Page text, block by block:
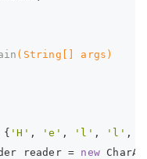
(String[] args)
{ 'H' , 'e' , 'l' , 'l' ,
reader =
new